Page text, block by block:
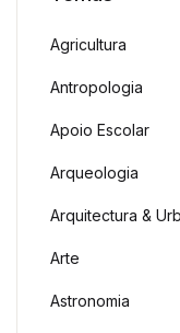
Agricultura
Antropologia
Apoio Escolar
Arqueologia
Arquitectura &
Arte
Astronomia